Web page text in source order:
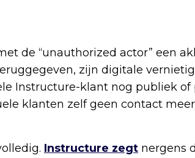
de “unauthorized actor” een
zijn digitale
Instructure-klant nog publiek of
klanten zelf geen contact
Instructure zegt nergens